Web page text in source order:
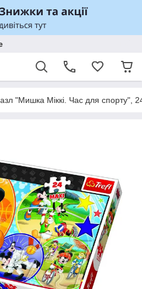
"Мишка Міккі. Час для спорту",